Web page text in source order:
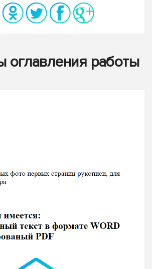
оглавления работы